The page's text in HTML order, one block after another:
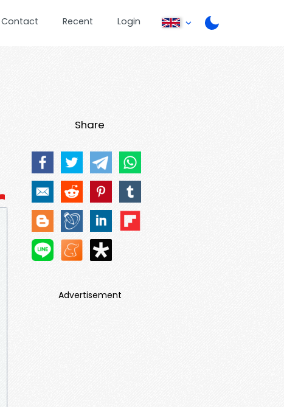
Contact Recent Login
Share
Advertisement